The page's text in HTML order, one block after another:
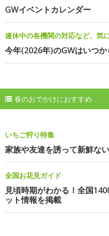
GWイベントカレンダー
連休中の各機関の対応など、気
今年(2026年)のGWはいつか
春のおでかけにおすすめ
いちご狩り特集
家族や友達を誘って新鮮な
全国お花見ガイド
見頃時期がわかる！全国
ット情報を掲載